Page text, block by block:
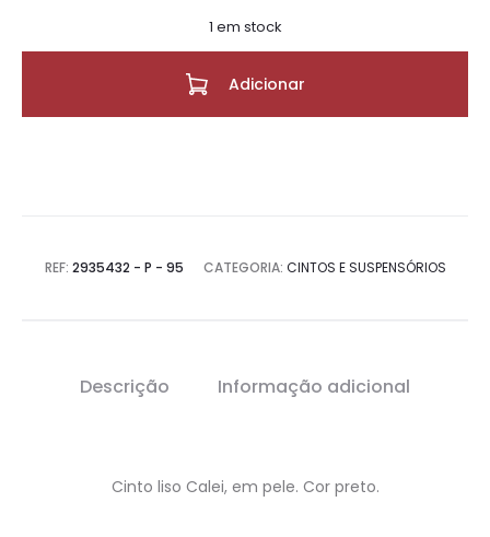
1 em stock
Adicionar
REF: 2935432 - P - 95 CATEGORIA: CINTOS E SUSPENSÓRIOS
Descrição Informação adicional
Cinto liso Calei, em pele. Cor preto.